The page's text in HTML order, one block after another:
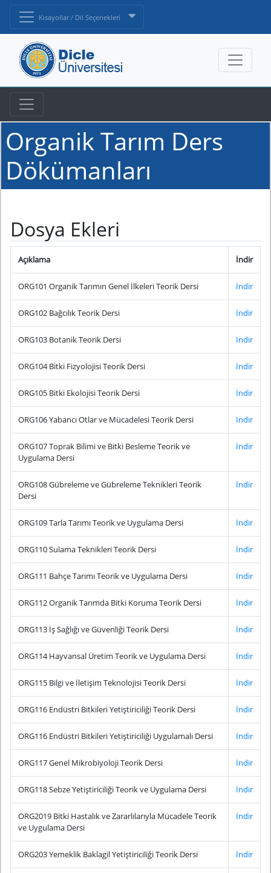
Kısayollar / Dil Seçenekleri
Organik Tarım Ders
Dökümanları
Dosya Ekleri
Açıklama İndir
ORG101 Organik Tarımın Genel İlkeleri Teorik Dersi İndir
ORG102 Bağcılık Teorik Dersi İndir
ORG103 Botanik Teorik Dersi İndir
ORG104 Bitki Fizyolojisi Teorik Dersi İndir
ORG105 Bitki Ekolojisi Teorik Dersi İndir
ORG106 Yabancı Otlar ve Mücadelesi Teorik Dersi İndir
ORG107 Toprak Bilimi ve Bitki Besleme Teorik ve
Uygulama Dersi
İndir
ORG108 Gübreleme ve Gübreleme Teknikleri Teorik
Dersi
İndir
ORG109 Tarla Tarımı Teorik ve Uygulama Dersi İndir
ORG110 Sulama Teknikleri Teorik Dersi İndir
ORG111 Bahçe Tarımı Teorik ve Uygulama Dersi İndir
ORG112 Organik Tarımda Bitki Koruma Teorik Dersi İndir
ORG113 İş Sağlığı ve Güvenliği Teorik Dersi İndir
ORG114 Hayvansal Üretim Teorik ve Uygulama Dersi İndir
ORG115 Bilgi ve İletişim Teknolojisi Teorik Dersi İndir
ORG116 Endüstri Bitkileri Yetiştiriciliği Teorik Dersi İndir
ORG116 Endüstri Bitkileri Yetiştiriciliği Uygulamalı Dersi İndir
ORG117 Genel Mikrobiyoloji Teorik Dersi İndir
ORG118 Sebze Yetiştiriciliği Teorik ve Uygulama Dersi İndir
ORG2019 Bitki Hastalık ve Zararlılarıyla Mücadele Teorik
ve Uygulama Dersi
İndir
ORG203 Yemeklik Baklagil Yetiştiriciliği Teorik Dersi İndir